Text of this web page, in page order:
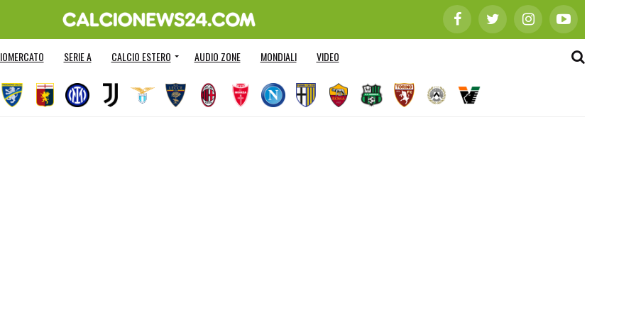
SERIE A CALCIO ESTERO AUDIO ZONE MONDIALI VIDEO